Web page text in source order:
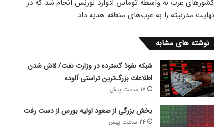
کشورهای عرب به واسطه توماس ادوارد لورنس انجام شد که در
نهایت مدرنیته را به عرب‌های منطقه هدیه داد.
نوشته های مشابه
شبکه نفوذ گسترده در وزارت نفت/ فاش شدن
اطلاعات بزرگ‌ترین تراستی‌ آلوده
17 ساعت پیش
بخش بزرگی از صعود اولیه بورس از دست رفت
24 ساعت پیش